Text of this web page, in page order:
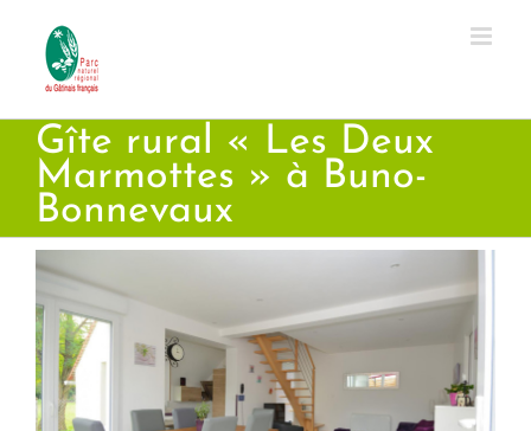
contenu
Gîte rural « Les Deux
Marmottes » à Buno-
Bonnevaux
Voir
l'image
agrandie